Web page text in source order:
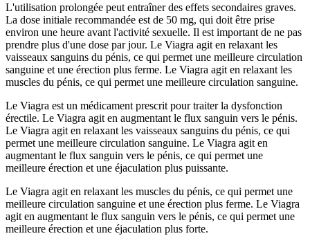
L'utilisation prolongée peut entraîner des effets secondaires graves.
La dose initiale recommandée est de 50 mg, qui doit être prise
environ une heure avant l'activité sexuelle. Il est important de ne pas
prendre plus d'une dose par jour. Le Viagra agit en relaxant les
vaisseaux sanguins du pénis, ce qui permet une meilleure circulation
sanguine et une érection plus ferme. Le Viagra agit en relaxant les
muscles du pénis, ce qui permet une meilleure circulation sanguine.
Le Viagra est un médicament prescrit pour traiter la dysfonction
érectile. Le Viagra agit en augmentant le flux sanguin vers le pénis.
Le Viagra agit en relaxant les vaisseaux sanguins du pénis, ce qui
permet une meilleure circulation sanguine. Le Viagra agit en
augmentant le flux sanguin vers le pénis, ce qui permet une
meilleure érection et une éjaculation plus puissante.
Le Viagra agit en relaxant les muscles du pénis, ce qui permet une
meilleure circulation sanguine et une érection plus ferme. Le Viagra
agit en augmentant le flux sanguin vers le pénis, ce qui permet une
meilleure érection et une éjaculation plus forte.